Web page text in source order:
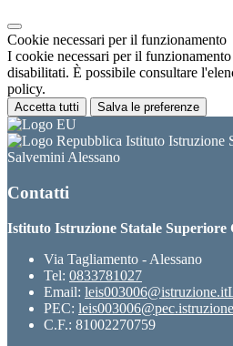
Cookie necessari per il funzionamento
I cookie necessari per il funzionamento
disabilitati. È possibile consultare
policy.
Accetta tutti Salva le preferenze
Istituto Istruzione
Salvemini Alessano
Contatti
Istituto Istruzione Statale Superiore
Via Tagliamento - Alessano
Tel: 0833781027
Email: leis003006@istruzione.it
PEC:
C.F.: 81002270759